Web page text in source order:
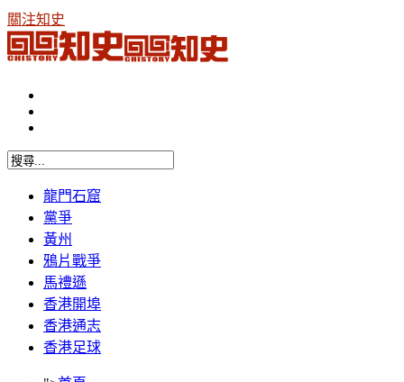
關注知史
龍門石窟
黨爭
黃州
鴉片戰爭
馬禮遜
香港開埠
香港通志
香港足球